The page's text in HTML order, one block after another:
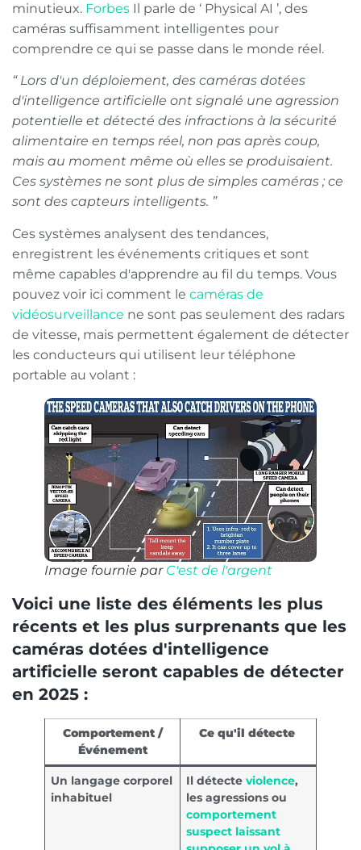
minutieux. Forbes Il parle de ‘ Physical AI ’, des
caméras suffisamment intelligentes pour
comprendre ce qui se passe dans le monde réel.
“ Lors d'un déploiement, des caméras dotées
d'intelligence artificielle ont signalé une agression
potentielle et détecté des infractions à la sécurité
alimentaire en temps réel, non pas après coup,
mais au moment même où elles se produisaient.
Ces systèmes ne sont plus de simples caméras ; ce
sont des capteurs intelligents. ”
Ces systèmes analysent des tendances,
enregistrent les événements critiques et sont
même capables d'apprendre au fil du temps. Vous
pouvez voir ici comment le caméras de
vidéosurveillance ne sont pas seulement des radars
de vitesse, mais permettent également de détecter
les conducteurs qui utilisent leur téléphone
portable au volant :
Image fournie par C'est de l'argent
Voici une liste des éléments les plus
récents et les plus surprenants que les
caméras dotées d'intelligence
artificielle seront capables de détecter
en 2025 :
Comportement /
Événement
Ce qu'il détecte
Un langage corporel
inhabituel
Il détecteviolence,
les agressions ou
comportement
suspect laissant